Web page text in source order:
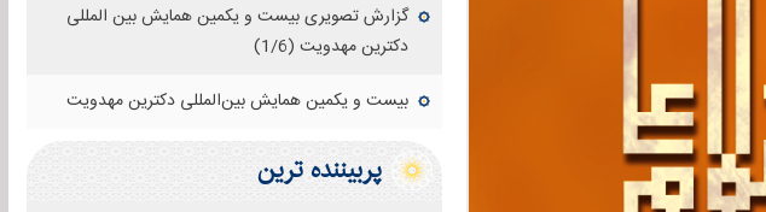
گزارش تصویری بیست و یکمین همایش بین المللی
دکترین مهدویت (1/6)
بیست و یکمین همایش بین‌المللی دکترین مهدویت
پربيننده ترين